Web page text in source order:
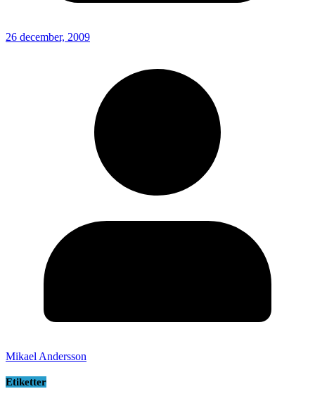
26 december, 2009
Mikael Andersson
Etiketter